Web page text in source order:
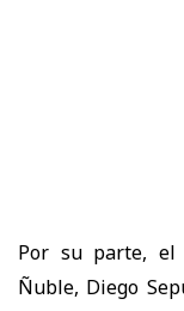
Por su parte, el
Ñuble, Diego